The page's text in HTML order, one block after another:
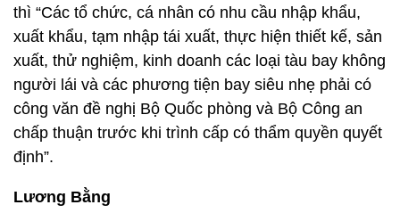
thì “Các tổ chức, cá nhân có nhu cầu nhập khẩu,
xuất khẩu, tạm nhập tái xuất, thực hiện thiết kế, sản
xuất, thử nghiệm, kinh doanh các loại tàu bay không
người lái và các phương tiện bay siêu nhẹ phải có
công văn đề nghị Bộ Quốc phòng và Bộ Công an
chấp thuận trước khi trình cấp có thẩm quyền quyết
định”.
Lương Bằng